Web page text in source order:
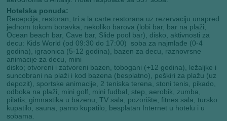
Hotelska ponuda:
Recepcija, restoran, tri a la carte restorana uz rezervaciju unapred
jednom tokom boravka, nekoliko barova (lobi bar, bar na plaži,
Ocean beach bar, Cave bar, Slide pool bar), disko, aktivnosti za
decu: Kids World (od 09:30 do 17:00) soba za najmlađe (0-4
godina), igraonica (5-12 godina), bazen za decu, raznovrsne
animacije za decu, mini
disko; otvoreni i zatvoreni bazen, tobogani (+12 godina), ležaljke i
suncobrani na plaži i kod bazena (besplatno), peškiri za plažu (uz
depozit), sportske animacije, 2 teniska terena, stoni tenis, pikado,
odboka na plaži, mini golf, mini fudbal, step, aerobik, zumba,
pilatis, gimnastika u bazenu, TV sala, pozorište, fitnes sala, tursko
kupatilo, sauna, parno kupatilo, besplatan Internet u hotelu i u
sobama.